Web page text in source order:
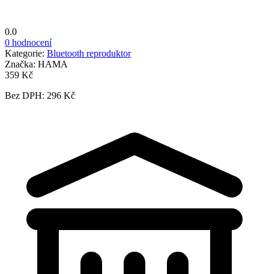
0.0
0 hodnocení
Kategorie: Bluetooth reproduktor
Značka: HAMA
359 Kč
Bez DPH: 296 Kč